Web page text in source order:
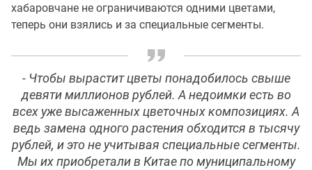
хабаровчане не ограничиваются одними цветами,
теперь они взялись и за специальные сегменты.
- Чтобы вырастит цветы понадобилось свыше
девяти миллионов рублей. А недоимки есть во
всех уже высаженных цветочных композициях. А
ведь замена одного растения обходится в тысячу
рублей, и это не учитывая специальные сегменты.
Мы их приобретали в Китае по муниципальному